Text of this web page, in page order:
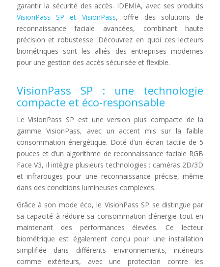
garantir la sécurité des accès. IDEMIA, avec ses produits
VisionPass SP et VisionPass, offre des solutions de
reconnaissance faciale avancées, combinant haute
précision et robustesse. Découvrez en quoi ces lecteurs
biométriques sont les alliés des entreprises modernes
pour une gestion des accès sécurisée et flexible.
VisionPass SP : une technologie
compacte et éco-responsable
Le VisionPass SP est une version plus compacte de la
gamme VisionPass, avec un accent mis sur la faible
consommation énergétique. Doté d’un écran tactile de 5
pouces et d’un algorithme de reconnaissance faciale RGB
Face V3, il intègre plusieurs technologies : caméras 2D/3D
et infrarouges pour une reconnaissance précise, même
dans des conditions lumineuses complexes.
Grâce à son mode éco, le VisionPass SP se distingue par
sa capacité à réduire sa consommation d’énergie tout en
maintenant des performances élevées. Ce lecteur
biométrique est également conçu pour une installation
simplifiée dans différents environnements, intérieurs
comme extérieurs, avec une protection contre les